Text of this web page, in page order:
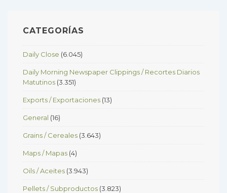
CATEGORÍAS
Daily Close (6.045)
Daily Morning Newspaper Clippings / Recortes Diarios
Matutinos (3.351)
Exports / Exportaciones (13)
General (16)
Grains / Cereales (3.643)
Maps / Mapas (4)
Oils / Aceites (3.943)
Pellets / Subproductos (3.823)